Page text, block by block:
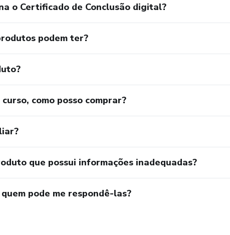
o Certificado de Conclusão digital?
podem ter?
como posso comprar?
que possui informações inadequadas?
pode me respondê-las?